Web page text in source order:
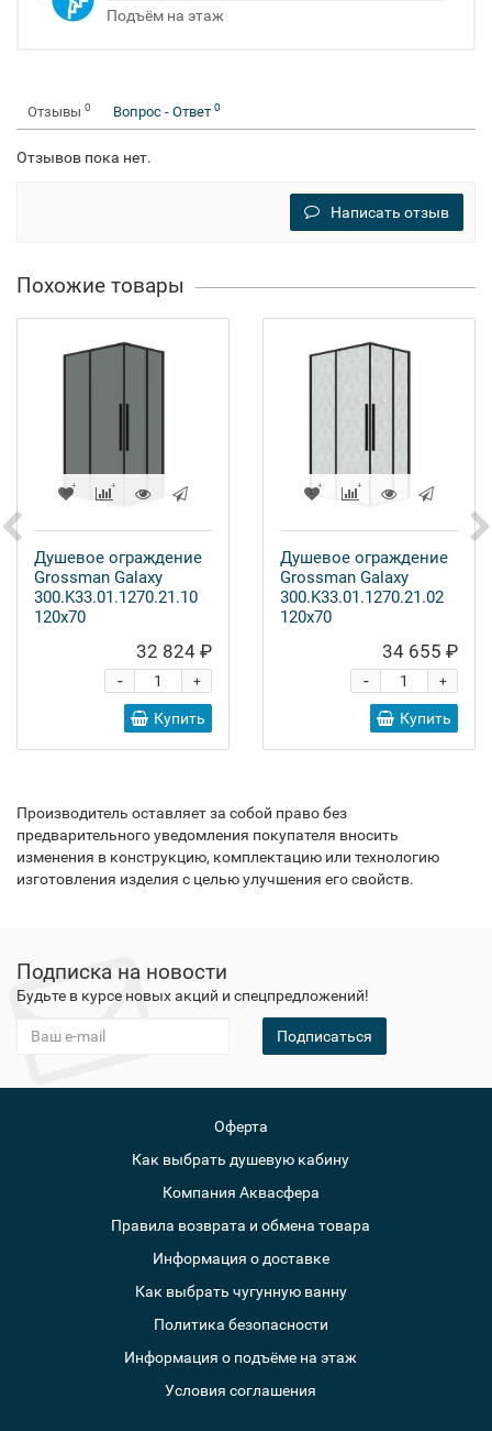
Подъём на этаж
Отзывы 0 Вопрос - Ответ 0
Отзывов пока нет.
Написать отзыв
Похожие товары
Душевое ограждение
Grossman Galaxy
300.K33.01.1270.21.10
120x70
32 824 ₽
+
-
Купить
Душевое ограждение
Grossman Galaxy
300.K33.01.1270.21.02
120x70
34 655 ₽
+
-
Купить
Производитель оставляет за собой право без
предварительного уведомления покупателя вносить
изменения в конструкцию, комплектацию или технологию
изготовления изделия с целью улучшения его свойств.
Подписка на новости
Будьте в курсе новых акций и спецпредложений!
Подписаться
Оферта
Как выбрать душевую кабину
Компания Аквасфера
Правила возврата и обмена товара
Информация о доставке
Как выбрать чугунную ванну
Политика безопасности
Информация о подъёме на этаж
Условия соглашения